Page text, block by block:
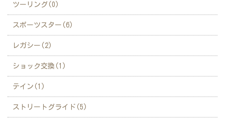
ツーリング(0)
スポーツスター(6)
レガシー(2)
ショック交換(1)
テイン(1)
ストリートグライド(5)